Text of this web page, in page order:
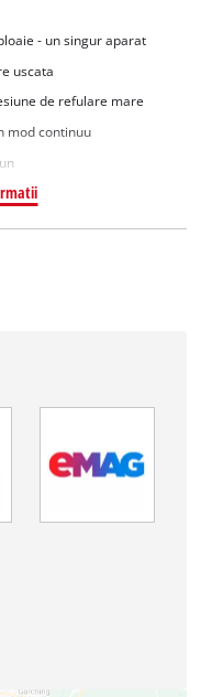
- un singur aparat
uscata
de refulare mare
mod continuu